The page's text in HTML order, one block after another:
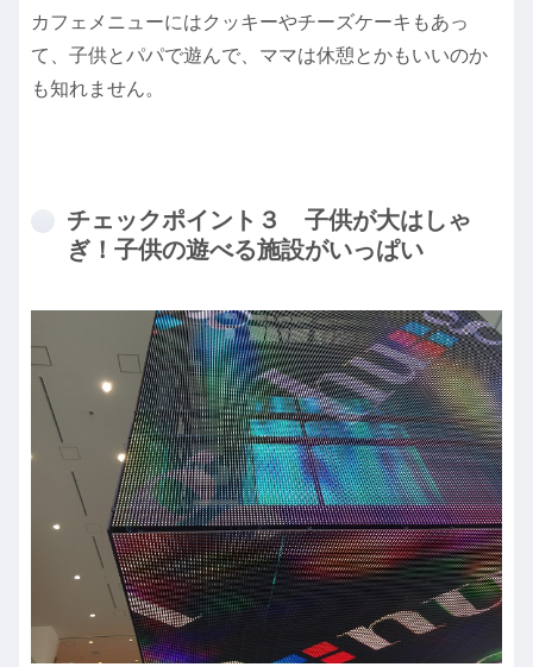
カフェメニューにはクッキーやチーズケーキもあっ
て、子供とパパで遊んで、ママは休憩とかもいいのか
も知れません。
チェックポイント３ 子供が大はしゃ
ぎ！子供の遊べる施設がいっぱい